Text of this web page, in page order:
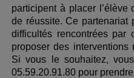
participent à placer l’élève
de réussite. Ce partenariat
difficultés rencontrées par
proposer des interventions
Si vous le souhaitez,
05.59.20.91.80 pour